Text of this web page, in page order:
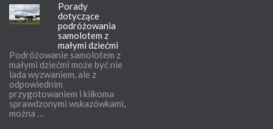
Porady
dotyczące
podróżowania
samolotem z
małymi dziećmi
Podróżowanie samolotem z
małymi dziećmi może być nie
lada wyzwaniem, ale z
odpowiednim
przygotowaniem i kilkoma
sprawdzonymi wskazówkami,
można …